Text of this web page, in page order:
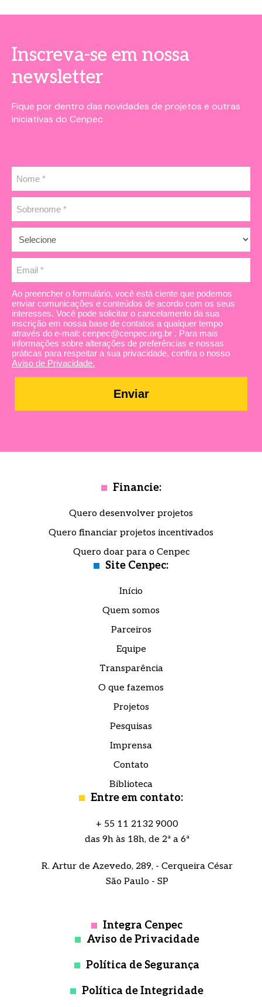
Inscreva-se em nossa
newsletter
Fique por dentro das novidades de projetos e outras
iniciativas do Cenpec
Ao preencher o formulário, você está ciente que podemos
enviar comunicações e conteúdos de acordo com os seus
interesses. Você pode solicitar o cancelamento da sua
inscrição em nossa base de contatos a qualquer tempo
através do e-mail: cenpec@cenpec.org.br . Para mais
informações sobre alterações de preferências e nossas
práticas para respeitar a sua privacidade, confira o nosso
Aviso de Privacidade.
Enviar
Financie:
Quero desenvolver projetos
Quero financiar projetos incentivados
Quero doar para o Cenpec
Site Cenpec:
Início
Quem somos
Parceiros
Equipe
Transparência
O que fazemos
Projetos
Pesquisas
Imprensa
Contato
Biblioteca
Entre em contato:
+ 55 11 2132 9000
das 9h às 18h, de 2ª a 6ª
R. Artur de Azevedo, 289, - Cerqueira César
São Paulo - SP
Integra Cenpec
Aviso de Privacidade
Política de Segurança
Política de Integridade